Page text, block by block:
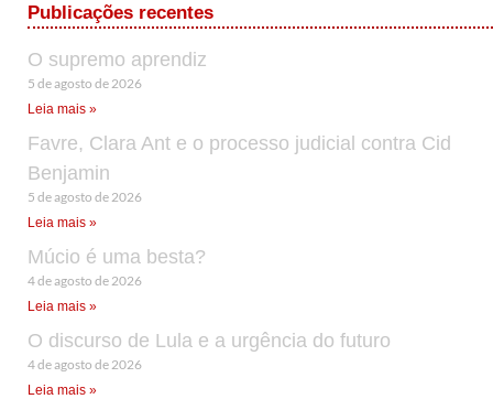
Publicações recentes
O supremo aprendiz
5 de agosto de 2026
Leia mais »
Favre, Clara Ant e o processo judicial contra Cid
Benjamin
5 de agosto de 2026
Leia mais »
Múcio é uma besta?
4 de agosto de 2026
Leia mais »
O discurso de Lula e a urgência do futuro
4 de agosto de 2026
Leia mais »